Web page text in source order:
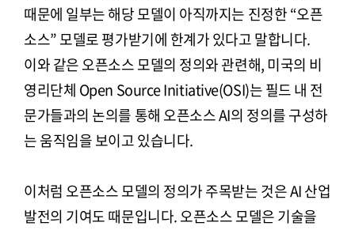
때문에 일부는 해당 모델이 아직까지는 진정한 “오픈
소스” 모델로 평가받기에 한계가 있다고 말합니다.
이와 같은 오픈소스 모델의 정의와 관련해, 미국의 비
영리단체 Open Source Initiative(OSI)는 필드 내 전
문가들과의 논의를 통해 오픈소스 AI의 정의를 구성하
는 움직임을 보이고 있습니다.
이처럼 오픈소스 모델의 정의가 주목받는 것은 AI 산업
발전의 기여도 때문입니다. 오픈소스 모델은 기술을